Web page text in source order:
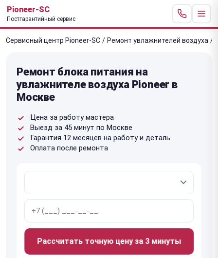
Pioneer-SC
Постгарантийный сервис
Сервисный центр Pioneer-SC / Ремонт увлажнителей воздуха /
Ремонт блока питания на
увлажнителе воздуха Pioneer в
Москве
Цена за работу мастера
Выезд за 45 минут по Москве
Гарантия 12 месяцев на работу и деталь
Оплата после ремонта
Рассчитать точную цену за 3 минуты